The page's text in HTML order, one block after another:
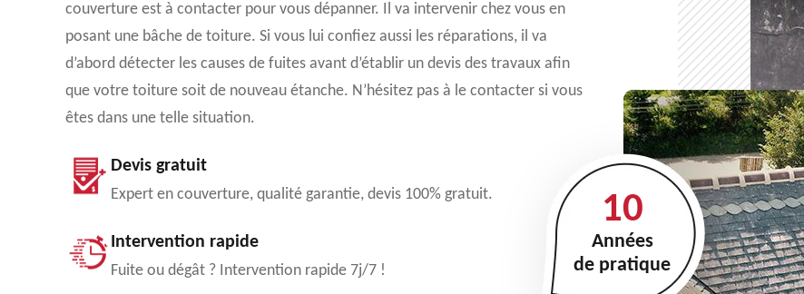
couverture est à contacter pour vous dépanner. Il va intervenir chez vous en
posant une bâche de toiture. Si vous lui confiez aussi les réparations, il va
d’abord détecter les causes de fuites avant d’établir un devis des travaux afin
que votre toiture soit de nouveau étanche. N’hésitez pas à le contacter si vous
êtes dans une telle situation.
Devis gratuit
Expert en couverture, qualité garantie, devis 100% gratuit.
Intervention rapide
Fuite ou dégât ? Intervention rapide 7j/7 !
10
Années
de pratique